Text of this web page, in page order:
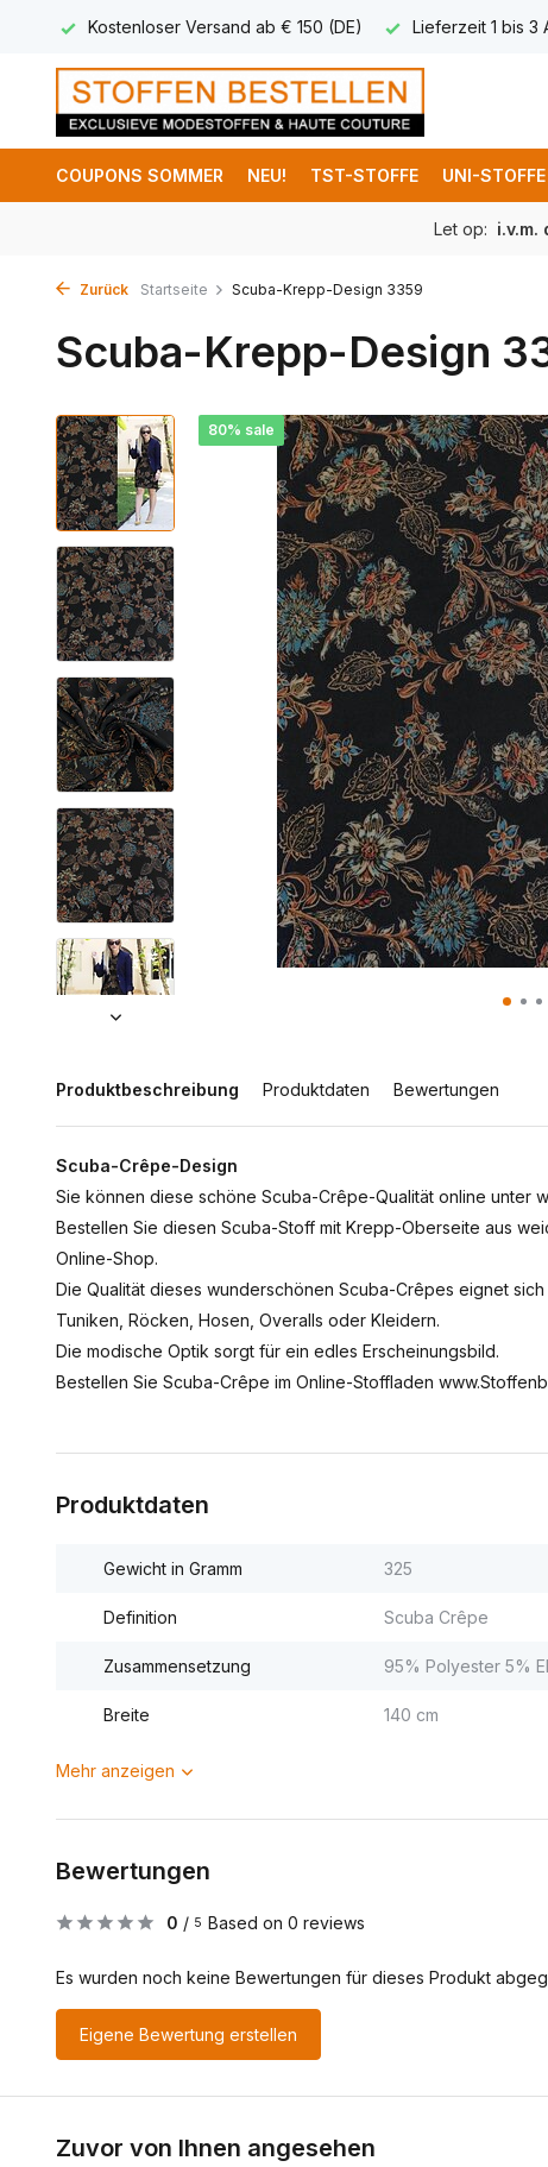
Kostenloser Versand ab € 150 (DE) Lieferzeit 1 bis 3
COUPONS SOMMER NEU! TST-STOFFE UNI-STOFFE
Let op: i.v.m.
Zurück Startseite Scuba-Krepp-Design 3359
Scuba-Krepp-Design
80% sale
Produktbeschreibung Produktdaten Bewertungen
Scuba-Crêpe-Design
Sie können diese schöne Scuba-Crêpe-Qualität online unter
Bestellen Sie diesen Scuba-Stoff mit Krepp-Oberseite aus
Online-Shop.
Die Qualität dieses wunderschönen Scuba-Crêpes eignet
Tuniken, Röcken, Hosen, Overalls oder Kleidern.
Die modische Optik sorgt für ein edles Erscheinungsbild.
Bestellen Sie Scuba-Crêpe im Online-Stoffladen
Produktdaten
Gewicht in Gramm 325
Definition Scuba Crêpe
Zusammensetzung 95% Polyester 5%
Breite 140 cm
Mehr anzeigen
Bewertungen
0 / 5 Based on 0 reviews
Es wurden noch keine Bewertungen für dieses Produkt
Eigene Bewertung erstellen
Zuvor von Ihnen angesehen